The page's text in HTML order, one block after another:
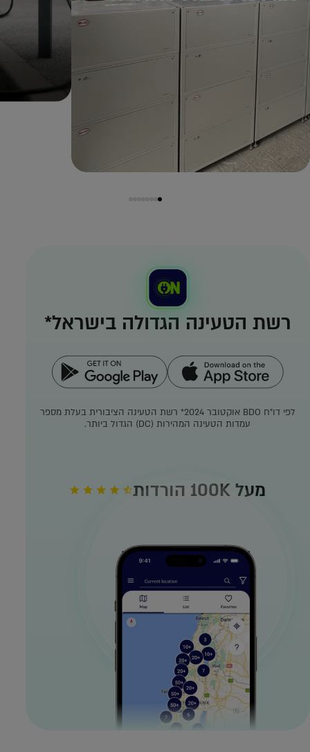
רשת הטעינה הגדולה בישראל*
לפי דו"ח BDO אוקטובר 2024*
רשת הטעינה הציבורית בעלת מספר
עמדות הטעינה המהירות (DC) הגדול ביותר.
מעל 100K הורדות